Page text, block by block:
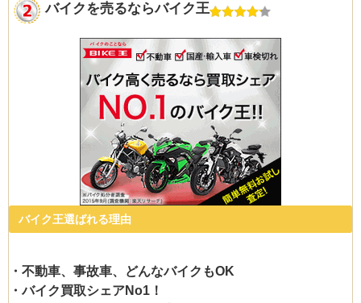
バイクを売るならバイク王
バイク王選ばれる理由
・不動車、事故車、どんなバイクもOK
・バイク買取シェアNo1！